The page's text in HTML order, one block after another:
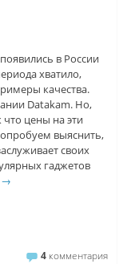
в России
хватило,
качества.
Datakam. Но,
что цены на эти
выяснить,
своих
гаджетов
→
4 комментария